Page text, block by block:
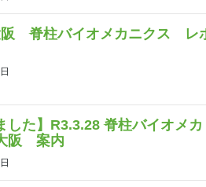
阪 脊柱バイオメカニクス レ
した】R3.3.28 脊柱バイオメカ
阪 案内